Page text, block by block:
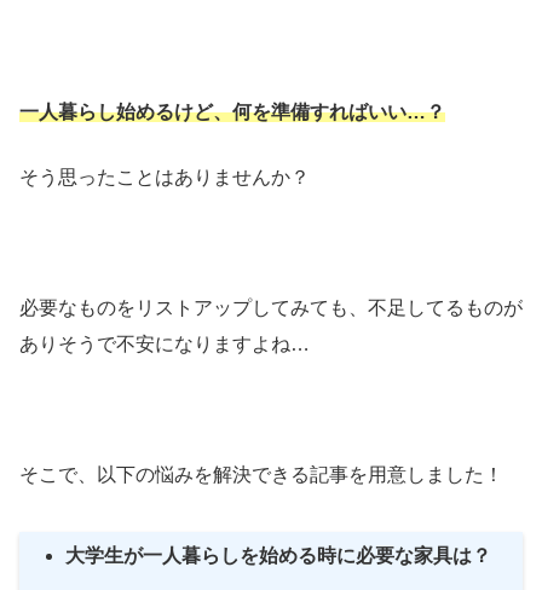
一人暮らし始めるけど、何を準備すればいい…？
そう思ったことはありませんか？
必要なものをリストアップしてみても、不足してるものが
ありそうで不安になりますよね…
そこで、以下の悩みを解決できる記事を用意しました！
大学生が一人暮らしを始める時に必要な家具は？